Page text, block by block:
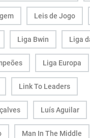
Leis de Jogo
Liga Bwin Liga
Liga Europa
Link To Leaders
Luís Aguilar
Man In The Middle